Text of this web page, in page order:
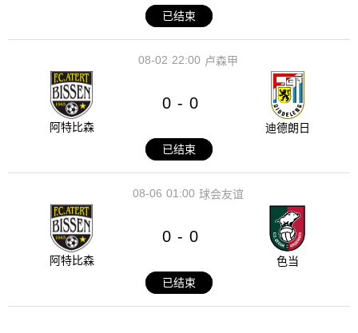
已结束
22:00
08-02 卢森甲
阿特比森
0 - 0
迪德朗日
已结束
01:00
08-06 球会友谊
阿特比森
0 - 0
色当
已结束